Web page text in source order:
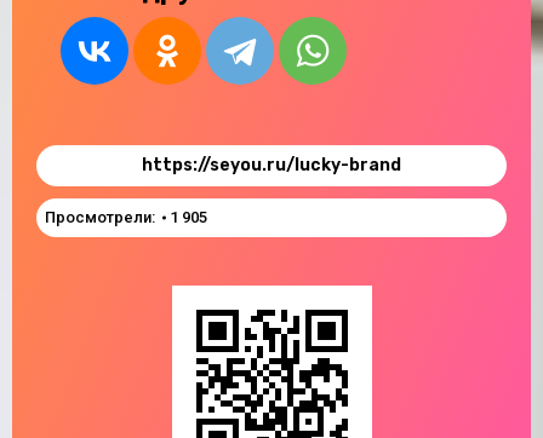
https://seyou.ru/lucky-brand
Просмотрели: 1 905